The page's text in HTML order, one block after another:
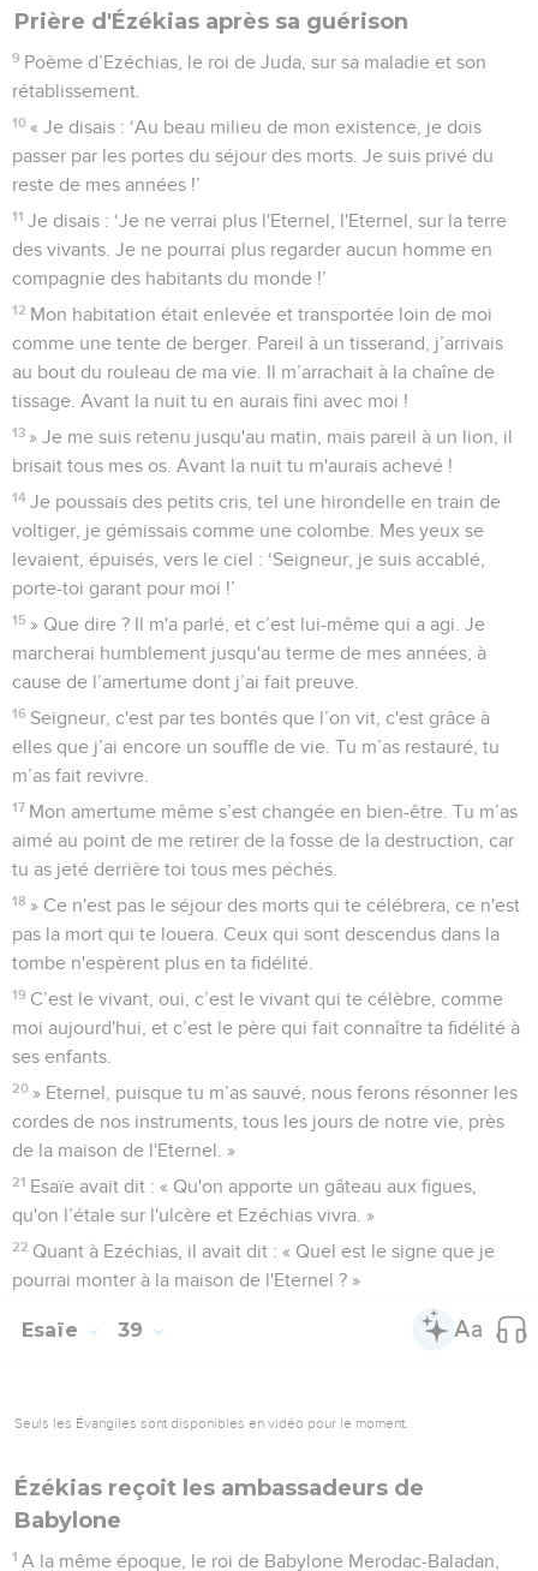
Prière d'Ézékias après sa guérison
9 Poème d’Ezéchias, le roi de Juda, sur sa maladie et son
rétablissement.
10 « Je disais : ‘Au beau milieu de mon existence, je dois
passer par les portes du séjour des morts. Je suis privé du
reste de mes années !’
11 Je disais : ‘Je ne verrai plus l'Eternel, l'Eternel, sur la terre
des vivants. Je ne pourrai plus regarder aucun homme en
compagnie des habitants du monde !’
12 Mon habitation était enlevée et transportée loin de moi
comme une tente de berger. Pareil à un tisserand, j’arrivais
au bout du rouleau de ma vie. Il m’arrachait à la chaîne de
tissage. Avant la nuit tu en aurais fini avec moi !
13 » Je me suis retenu jusqu'au matin, mais pareil à un lion, il
brisait tous mes os. Avant la nuit tu m'aurais achevé !
14 Je poussais des petits cris, tel une hirondelle en train de
voltiger, je gémissais comme une colombe. Mes yeux se
levaient, épuisés, vers le ciel : ‘Seigneur, je suis accablé,
porte-toi garant pour moi !’
15 » Que dire ? Il m'a parlé, et c’est lui-même qui a agi. Je
marcherai humblement jusqu'au terme de mes années, à
cause de l’amertume dont j’ai fait preuve.
16 Seigneur, c'est par tes bontés que l’on vit, c'est grâce à
elles que j’ai encore un souffle de vie. Tu m’as restauré, tu
m’as fait revivre.
17 Mon amertume même s’est changée en bien-être. Tu m’as
aimé au point de me retirer de la fosse de la destruction, car
tu as jeté derrière toi tous mes péchés.
18 » Ce n'est pas le séjour des morts qui te célébrera, ce n'est
pas la mort qui te louera. Ceux qui sont descendus dans la
tombe n'espèrent plus en ta fidélité.
19 C’est le vivant, oui, c’est le vivant qui te célèbre, comme
moi aujourd'hui, et c’est le père qui fait connaître ta fidélité à
ses enfants.
20 » Eternel, puisque tu m’as sauvé, nous ferons résonner les
cordes de nos instruments, tous les jours de notre vie, près
de la maison de l'Eternel. »
21 Esaïe avait dit : « Qu'on apporte un gâteau aux figues,
qu'on l’étale sur l'ulcère et Ezéchias vivra. »
22 Quant à Ezéchias, il avait dit : « Quel est le signe que je
pourrai monter à la maison de l'Eternel ? »
Esaïe 39
Seuls les Évangiles sont disponibles en vidéo pour le moment.
Ézékias reçoit les ambassadeurs de
Babylone
1 A la même époque, le roi de Babylone Merodac-Baladan,